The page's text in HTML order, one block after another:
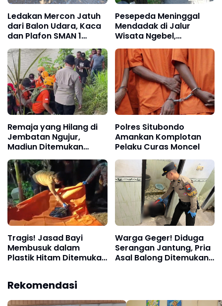
Ledakan Mercon Jatuh
dari Balon Udara, Kaca
dan Plafon SMAN 1
Badegan, Ponorogo
Hancur
Pesepeda Meninggal
Mendadak di Jalur
Wisata Ngebel,
Ponorogo, Diduga
Serangan Jantung
Remaja yang Hilang di
Jembatan Ngujur,
Madiun Ditemukan
Meninggal Dunia
Polres Situbondo
Amankan Komplotan
Pelaku Curas Moncel
Tragis! Jasad Bayi
Membusuk dalam
Plastik Hitam Ditemukan
Nurani Orang Tuanya?
Warga Geger! Diduga
Serangan Jantung, Pria
Asal Balong Ditemukan
Rekomendasi